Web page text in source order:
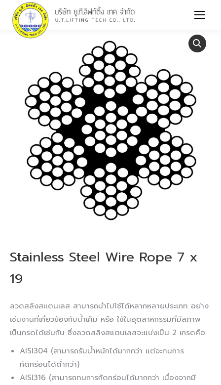
Stainless Steel Wire Rope 7 x
19
ลวดสลิงสแตนเลส สามารถนำไปใช้ได้หลากหลายประเภท อย่าง
เช่นงานที่เกี่ยวข้องกับน้ำเค็ม หรือ ใช้ในอุตสาหกรรมที่มีสภาพ
เป็นกรดได้เช่นกัน ซึ่งลวดสลิงสแตนเลสจะแบ่งเป็น 2 เกรดคือ
AISI304 (สามารถรับน้ำหนักได้มากกว่า แต่จะทนการ
กัดกร่อนได้ต่ำกว่า)
AISI316 (สามารถทนการกัดกร่อนได้มากกว่า เนื่องจากมี